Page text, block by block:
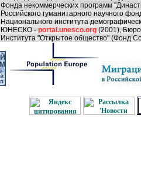
Фонда некоммерческих программ
Российского гуманитарного научного
Национального института
ЮНЕСКО -portal.unesco.org(2001),
Института "Открытое общество" (Фонд